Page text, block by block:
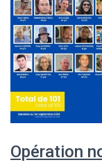
Opération